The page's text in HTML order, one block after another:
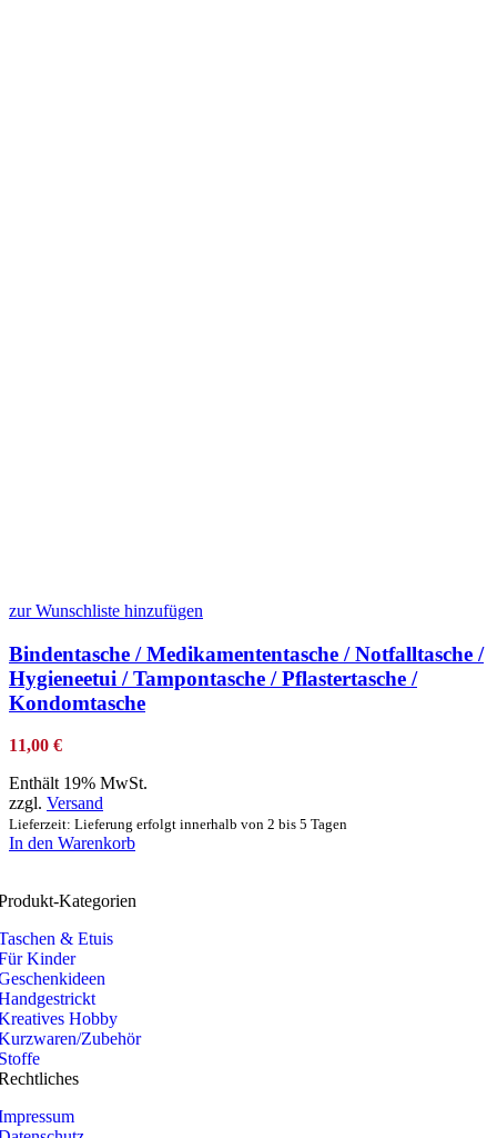
zur Wunschliste hinzufügen
Bindentasche / Medikamententasche / Notfalltasche /
Hygieneetui / Tampontasche / Pflastertasche /
Kondomtasche
11,00 €
Enthält 19% MwSt.
zzgl. Versand
Lieferzeit: Lieferung erfolgt innerhalb von 2 bis 5 Tagen
In den Warenkorb
Kategorien
& Etuis
Kinder
Hobby
Zubehör